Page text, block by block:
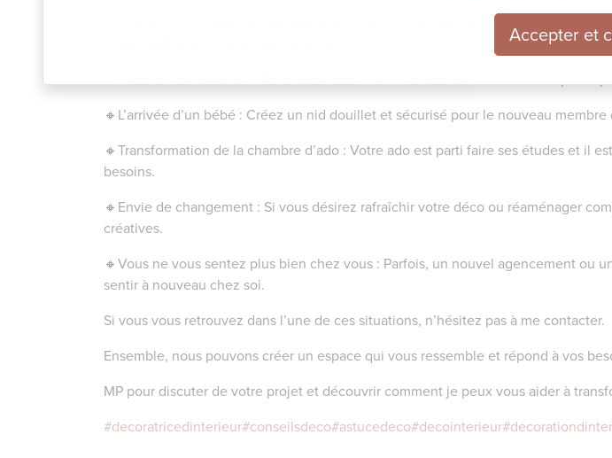
Vous envisagez un changement dans votre espace de vie, mais vous ne savez
🔸Vous lancez votre activité et avez besoin d’un bureau fonctionnel et inspirant
🔸L’arrivée d’un bébé : Créez un nid douillet et sécurisé pour le nouveau
🔸Transformation de la chambre d’ado : Votre ado est parti faire ses études et il
besoins.
🔸Envie de changement : Si vous désirez rafraîchir votre déco ou réaménager
créatives.
🔸Vous ne vous sentez plus bien chez vous : Parfois, un nouvel agencement ou
sentir à nouveau chez soi.
Si vous vous retrouvez dans l’une de ces situations, n’hésitez pas à me contacter.
Ensemble, nous pouvons créer un espace qui vous ressemble et répond à vos
MP pour discuter de votre projet et découvrir comment je peux vous aider à
#decoratricedinterieur#conseilsdeco#astucedeco#decointerieur
Accepter et